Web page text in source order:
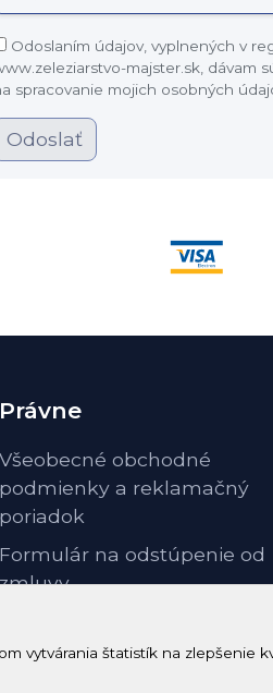
Odoslaním údajov, vyplnených v
majster.sk, dávam
spracovanie mojich osobných
Odoslať
vytvárania štatistík na zlepšenie
Právne
Všeobecné obchodné
podmienky a reklamačný
poriadok
Formulár na odstúpenie od
poučenie